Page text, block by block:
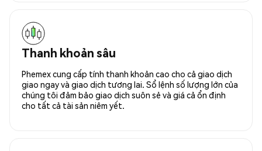
Thanh khoản sâu
Phemex cung cấp tính thanh khoản cao cho cả giao dịch
giao ngay và giao dịch tương lai. Sổ lệnh số lượng lớn của
chúng tôi đảm bảo giao dịch suôn sẻ và giá cả ổn định
cho tất cả tài sản niêm yết.